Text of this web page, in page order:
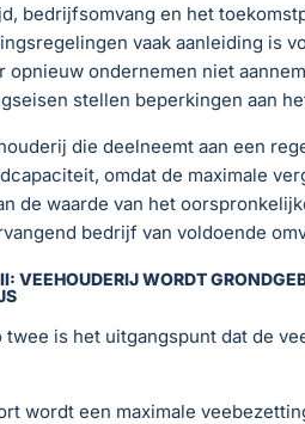
bedrijfsomvang en het
vaak aanleiding is
opnieuw ondernemen niet
stellen beperkingen aan
die deelneemt aan een
omdat de maximale
de waarde van het
bedrijf van voldoende
VEEHOUDERIJ WORDT
twee is het uitgangspunt dat de
wordt een maximale